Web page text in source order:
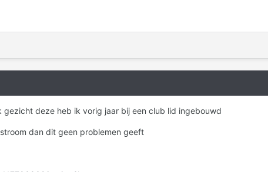
gezicht deze heb ik vorig jaar bij een club lid ingebouwd
dan dit geen problemen geeft